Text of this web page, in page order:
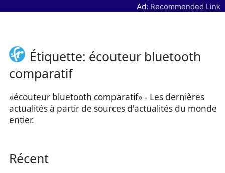
Ad: Recommended Link
Étiquette: écouteur bluetooth
comparatif
«écouteur bluetooth comparatif» - Les dernières
actualités à partir de sources d'actualités du monde
entier.
Récent